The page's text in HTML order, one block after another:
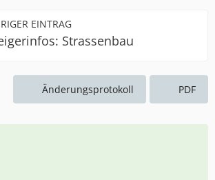
EINTRAG
Strassenbau
Änderungsprotokoll PDF